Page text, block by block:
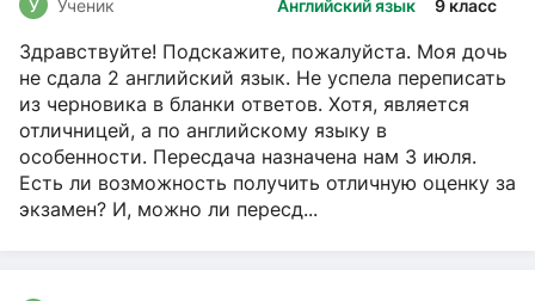
Английский язык 9 класс
У Ученик
Здравствуйте! Подскажите, пожалуйста. Моя дочь
не сдала 2 английский язык. Не успела переписать
из черновика в бланки ответов. Хотя, является
отличницей, а по английскому языку в
особенности. Пересдача назначена нам 3 июля.
Есть ли возможность получить отличную оценку за
экзамен? И, можно ли пересд...